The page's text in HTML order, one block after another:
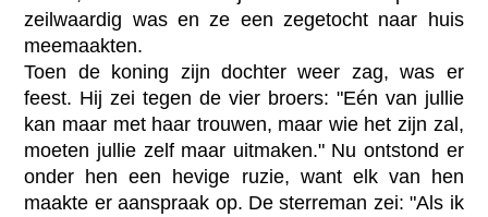
zeilwaardig was en ze een zegetocht naar huis
meemaakten.
Toen de koning zijn dochter weer zag, was er
feest. Hij zei tegen de vier broers: "Eén van jullie
kan maar met haar trouwen, maar wie het zijn zal,
moeten jullie zelf maar uitmaken." Nu ontstond er
onder hen een hevige ruzie, want elk van hen
maakte er aanspraak op. De sterreman zei: "Als ik